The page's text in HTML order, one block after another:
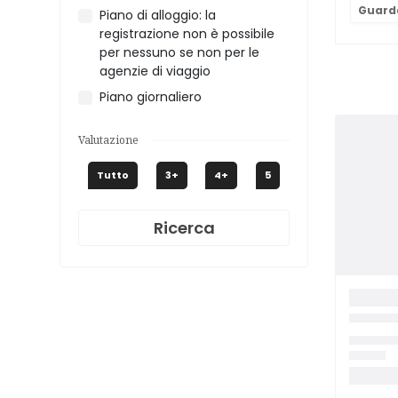
Piano di alloggio: la
registrazione non è possibile
per nessuno se non per le
agenzie di viaggio
Piano giornaliero
Valutazione
Tutto 3+ 4+ 5
Ricerca
Non
Ti
Scatta